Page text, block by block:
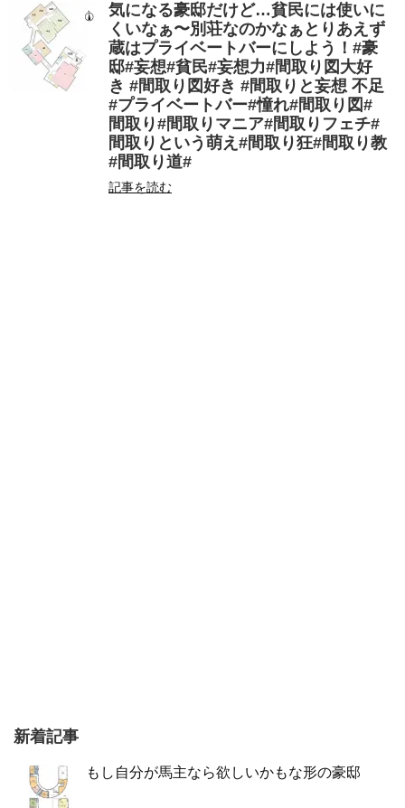
気になる豪邸だけど…貧民には使いに
くいなぁ〜別荘なのかなぁとりあえず
蔵はプライベートバーにしよう！#豪
邸#妄想#貧民#妄想力#間取り図大好
き #間取り図好き #間取りと妄想 不足
#プライベートバー#憧れ#間取り図#
間取り#間取りマニア#間取りフェチ#
間取りという萌え#間取り狂#間取り教
#間取り道#
記事を読む
新着記事
もし自分が馬主なら欲しいかもな形の豪邸